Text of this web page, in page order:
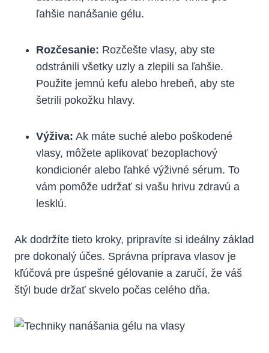
ľahšie nanášanie gélu.
Rozčesanie: Rozčešte vlasy, aby ste
odstránili všetky uzly a zlepili sa ľahšie.
Použite jemnú kefu alebo hrebeň, aby ste
šetrili pokožku hlavy.
Výživa: Ak máte suché alebo poškodené
vlasy, môžete aplikovať bezoplachový
kondicionér alebo ľahké výživné sérum. To
vám pomôže udržať si vašu hrivu zdravú a
lesklú.
Ak dodržíte tieto kroky, pripravíte si ideálny základ
pre dokonalý účes. Správna príprava vlasov je
kľúčová pre úspešné gélovanie a zaručí, že váš
štýl bude držať skvelo počas celého dňa.